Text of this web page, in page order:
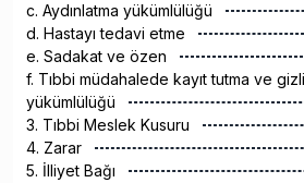
c. Aydınlatma yükümlülüğü
d. Hastayı tedavi etme
e. Sadakat ve özen
f. Tıbbi müdahalede kayıt tutma ve
yükümlülüğü
3. Tıbbi Meslek Kusuru
4. Zarar
5. İlliyet Bağı